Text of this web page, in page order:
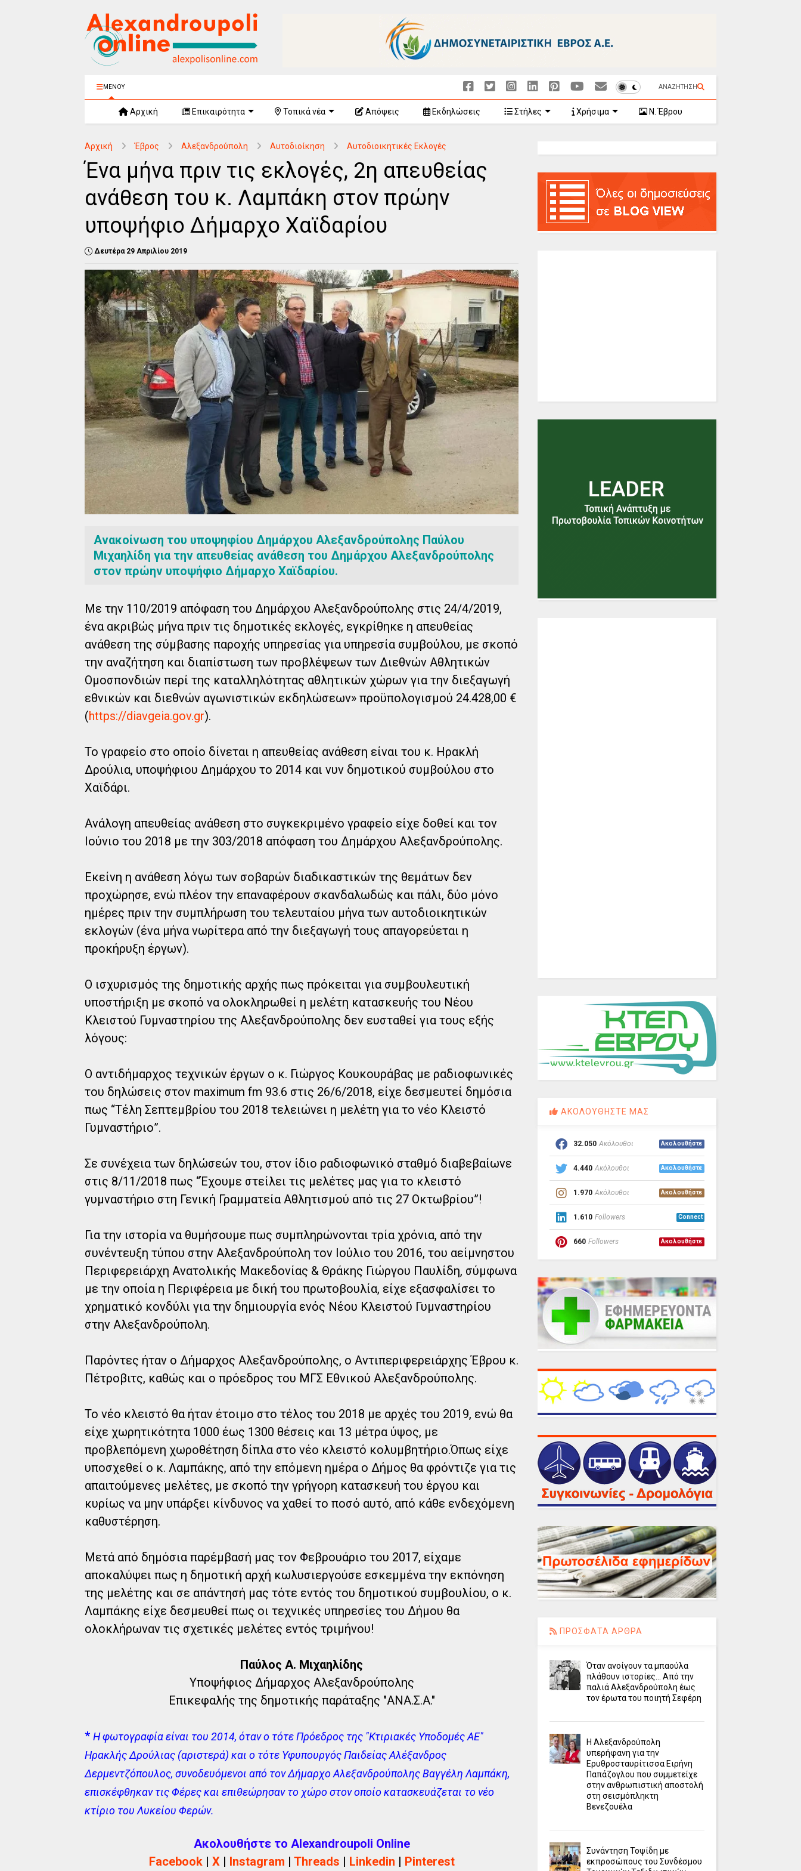
ΜΕΝΟΥ ΑΝΑΖΗΤΗΣΗ
Αρχική Επικαιρότητα Τοπικά νέα Απόψεις Εκδηλώσεις Στήλες Χρήσιμα Ν. Έβρου
Αρχική Έβρος Αλεξανδρούπολη Αυτοδιοίκηση Αυτοδιοικητικές Εκλογές
Ένα μήνα πριν τις εκλογές, 2η απευθείας
ανάθεση του κ. Λαμπάκη στον πρώην
υποψήφιο Δήμαρχο Χαϊδαρίου
Δευτέρα 29 Απριλίου 2019
Ανακοίνωση του υποψηφίου Δημάρχου Αλεξανδρούπολης Παύλου
Μιχαηλίδη για την απευθείας ανάθεση του Δημάρχου Αλεξανδρούπολης
στον πρώην υποψήφιο Δήμαρχο Χαϊδαρίου.
Με την 110/2019 απόφαση του Δημάρχου Αλεξανδρούπολης στις 24/4/2019,
ένα ακριβώς μήνα πριν τις δημοτικές εκλογές, εγκρίθηκε η απευθείας
ανάθεση της σύμβασης παροχής υπηρεσίας για υπηρεσία συμβούλου, με σκοπό
την αναζήτηση και διαπίστωση των προβλέψεων των Διεθνών Αθλητικών
Ομοσπονδιών περί της καταλληλότητας αθλητικών χώρων για την διεξαγωγή
εθνικών και διεθνών αγωνιστικών εκδηλώσεων» προϋπολογισμού 24.428,00 €
(https://diavgeia.gov.gr).
Το γραφείο στο οποίο δίνεται η απευθείας ανάθεση είναι του κ. Ηρακλή
Δρούλια, υποψήφιου Δημάρχου το 2014 και νυν δημοτικού συμβούλου στο
Χαϊδάρι.
Ανάλογη απευθείας ανάθεση στο συγκεκριμένο γραφείο είχε δοθεί και τον
Ιούνιο του 2018 με την 303/2018 απόφαση του Δημάρχου Αλεξανδρούπολης.
Εκείνη η ανάθεση λόγω των σοβαρών διαδικαστικών της θεμάτων δεν
προχώρησε, ενώ πλέον την επαναφέρουν σκανδαλωδώς και πάλι, δύο μόνο
ημέρες πριν την συμπλήρωση του τελευταίου μήνα των αυτοδιοικητικών
εκλογών (ένα μήνα νωρίτερα από την διεξαγωγή τους απαγορεύεται η
προκήρυξη έργων).
Ο ισχυρισμός της δημοτικής αρχής πως πρόκειται για συμβουλευτική
υποστήριξη με σκοπό να ολοκληρωθεί η μελέτη κατασκευής του Νέου
Κλειστού Γυμναστηρίου της Αλεξανδρούπολης δεν ευσταθεί για τους εξής
λόγους:
Ο αντιδήμαρχος τεχνικών έργων ο κ. Γιώργος Κουκουράβας με ραδιοφωνικές
του δηλώσεις στον maximum fm 93.6 στις 26/6/2018, είχε δεσμευτεί δημόσια
πως “Τέλη Σεπτεμβρίου του 2018 τελειώνει η μελέτη για το νέο Κλειστό
Γυμναστήριο”.
Σε συνέχεια των δηλώσεών του, στον ίδιο ραδιοφωνικό σταθμό διαβεβαίωνε
στις 8/11/2018 πως “Έχουμε στείλει τις μελέτες μας για το κλειστό
γυμναστήριο στη Γενική Γραμματεία Αθλητισμού από τις 27 Οκτωβρίου”!
Για την ιστορία να θυμήσουμε πως συμπληρώνονται τρία χρόνια, από την
συνέντευξη τύπου στην Αλεξανδρούπολη τον Ιούλιο του 2016, του αείμνηστου
Περιφερειάρχη Ανατολικής Μακεδονίας & Θράκης Γιώργου Παυλίδη, σύμφωνα
με την οποία η Περιφέρεια με δική του πρωτοβουλία, είχε εξασφαλίσει το
χρηματικό κονδύλι για την δημιουργία ενός Νέου Κλειστού Γυμναστηρίου
στην Αλεξανδρούπολη.
Παρόντες ήταν ο Δήμαρχος Αλεξανδρούπολης, ο Αντιπεριφερειάρχης Έβρου κ.
Πέτροβιτς, καθώς και ο πρόεδρος του ΜΓΣ Εθνικού Αλεξανδρούπολης.
Το νέο κλειστό θα ήταν έτοιμο στο τέλος του 2018 με αρχές του 2019, ενώ θα
είχε χωρητικότητα 1000 έως 1300 θέσεις και 13 μέτρα ύψος, με
προβλεπόμενη χωροθέτηση δίπλα στο νέο κλειστό κολυμβητήριο.Όπως είχε
υποσχεθεί ο κ. Λαμπάκης, από την επόμενη ημέρα ο Δήμος θα φρόντιζε για τις
απαιτούμενες μελέτες, με σκοπό την γρήγορη κατασκευή του έργου και
κυρίως να μην υπάρξει κίνδυνος να χαθεί το ποσό αυτό, από κάθε ενδεχόμενη
καθυστέρηση.
Μετά από δημόσια παρέμβασή μας τον Φεβρουάριο του 2017, είχαμε
αποκαλύψει πως η δημοτική αρχή κωλυσιεργούσε εσκεμμένα την εκπόνηση
της μελέτης και σε απάντησή μας τότε εντός του δημοτικού συμβουλίου, ο κ.
Λαμπάκης είχε δεσμευθεί πως οι τεχνικές υπηρεσίες του Δήμου θα
ολοκλήρωναν τις σχετικές μελέτες εντός τριμήνου!
Παύλος Α. Μιχαηλίδης
Υποψήφιος Δήμαρχος Αλεξανδρούπολης
Επικεφαλής της δημοτικής παράταξης "ΑΝΑ.Σ.Α."
* Η φωτογραφία είναι του 2014, όταν ο τότε Πρόεδρος της "Κτιριακές Υποδομές ΑΕ"
Ηρακλής Δρούλιας (αριστερά) και ο τότε Υφυπουργός Παιδείας Αλέξανδρος
Δερμεντζόπουλος, συνοδευόμενοι από τον Δήμαρχο Αλεξανδρούπολης Βαγγέλη Λαμπάκη,
επισκέφθηκαν τις Φέρες και επιθεώρησαν το χώρο στον οποίο κατασκευάζεται το νέο
κτίριο του Λυκείου Φερών.
Ακολουθήστε το Alexandroupoli Online
Facebook| X| Instagram | Threads | Linkedin | Pinterest
ΑΚΟΛΟΥΘΗΣΤΕ ΜΑΣ
32.050 Ακόλουθοι Ακολουθήστε
4.440 Ακόλουθοι Ακολουθήστε
1.970 Ακόλουθοι Ακολουθήστε
1.610 Followers Connect
660 Followers Ακολουθήστε
ΠΡΟΣΦΑΤΑ ΑΡΘΡΑ
Όταν ανοίγουν τα μπαούλα
πλάθουν ιστορίες... Από την
παλιά Αλεξανδρούπολη έως
τον έρωτα του ποιητή Σεφέρη
Η Αλεξανδρούπολη
υπερήφανη για την
Ερυθροσταυρίτισσα Ειρήνη
Παπάζογλου που συμμετείχε
στην ανθρωπιστική αποστολή
στη σεισμόπληκτη
Βενεζουέλα
Συνάντηση Τοψίδη με
εκπροσώπους του Συνδέσμου